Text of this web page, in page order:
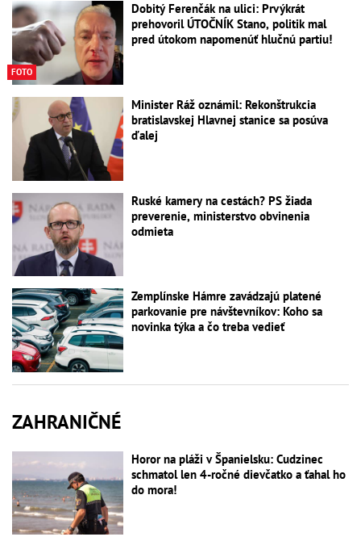
FOTO
Dobitý Ferenčák na ulici: Prvýkrát
prehovoril ÚTOČNÍK Stano, politik mal
pred útokom napomenúť hlučnú partiu!
Minister Ráž oznámil: Rekonštrukcia
bratislavskej Hlavnej stanice sa posúva
ďalej
Ruské kamery na cestách? PS žiada
preverenie, ministerstvo obvinenia
odmieta
Zemplínske Hámre zavádzajú platené
parkovanie pre návštevníkov: Koho sa
novinka týka a čo treba vedieť
ZAHRANIČNÉ
Horor na pláži v Španielsku: Cudzinec
schmatol len 4-ročné dievčatko a ťahal ho
do mora!